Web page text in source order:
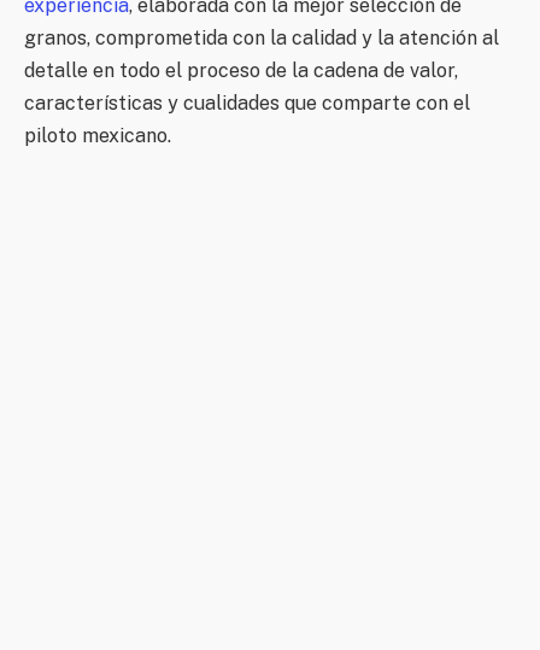
experiencia, elaborada con la mejor selección de
granos, comprometida con la calidad y la atención al
detalle en todo el proceso de la cadena de valor,
características y cualidades que comparte con el
piloto mexicano.